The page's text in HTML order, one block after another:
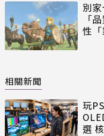
別
「
性「
相關新聞
玩
選